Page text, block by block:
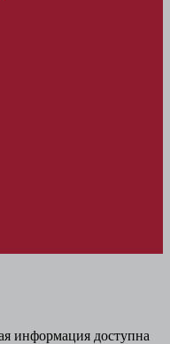
информация доступна